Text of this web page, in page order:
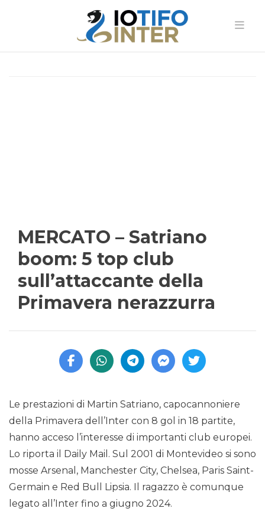
MERCATO – Satriano
boom: 5 top club
sull’attaccante della
Primavera nerazzurra
Le prestazioni di Martin Satriano, capocannoniere
della Primavera dell’Inter con 8 gol in 18 partite,
hanno acceso l’interesse di importanti club europei.
Lo riporta il Daily Mail. Sul 2001 di Montevideo si sono
mosse Arsenal, Manchester City, Chelsea, Paris Saint-
Germain e Red Bull Lipsia. Il ragazzo è comunque
legato all’Inter fino a giugno 2024.